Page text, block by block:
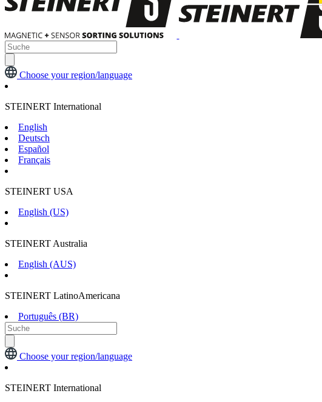
Choose your region/language
STEINERT International
English
Deutsch
Español
Français
STEINERT USA
English (US)
STEINERT Australia
English (AUS)
STEINERT LatinoAmericana
Português (BR)
Choose your region/language
STEINERT International